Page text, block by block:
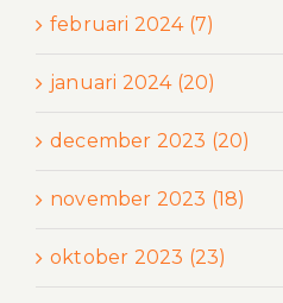
februari 2024 (7)
januari 2024 (20)
december 2023 (20)
november 2023 (18)
oktober 2023 (23)